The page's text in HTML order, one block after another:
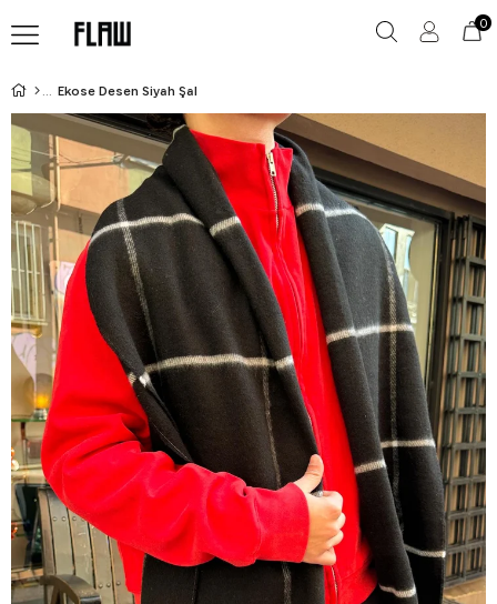
0
Ekose Desen Siyah Şal